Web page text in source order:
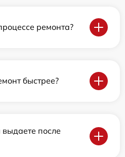
ремонта?
быстрее?
после